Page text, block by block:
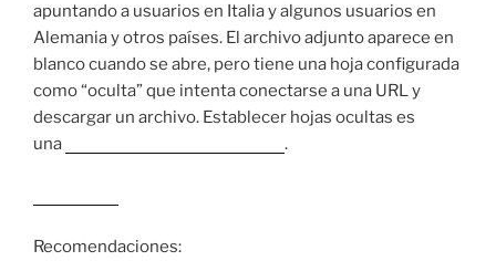
apuntando a usuarios en Italia y algunos usuarios en
Alemania y otros países. El archivo adjunto aparece en
blanco cuando se abre, pero tiene una hoja configurada
como “oculta” que intenta conectarse a una URL y
descargar un archivo. Establecer hojas ocultas es
una
.
Recomendaciones: